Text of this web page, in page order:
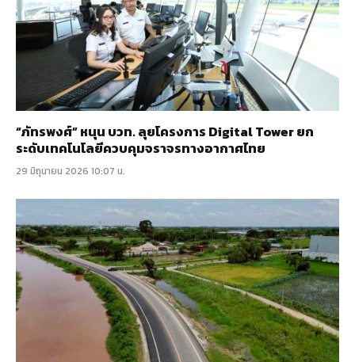
“ภัทรพงศ์” หนุน บวท. ลุยโครงการ Digital Tower ยก
ระดับเทคโนโลยีควบคุมจราจรทางอากาศไทย
29 มิถุนายน 2026 10:07 น.